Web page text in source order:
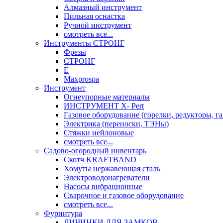
Алмазный инструмент
Пильная оснастка
Ручной инструмент
смотреть все...
Инструменты СТРОНГ
Фрезы
СТРОНГ
Е
Maxprospa
Инструмент
Огнеупорные материалы
ИНСТРУМЕНТ X- Pert
Газовое оборудование (горелки, редукторы,
Электрика (переноски, ТЭНы)
Стяжки нейлоновые
смотреть все...
Садово-огородный инвентарь
Скотч KRAFTBAND
Хомуты нержавеющая сталь
Электроводонагреватели
Насосы вибрационные
Сварочное и газовое оборудование
смотреть все...
Фурнитура